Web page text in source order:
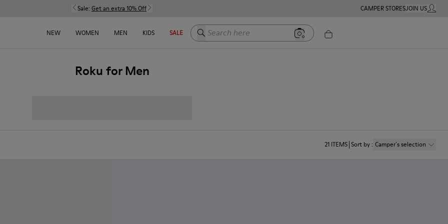
Sale: Get an extra 10% Off CAMPER STORESJOIN USMY
NEW WOMEN MEN KIDS SALE Search here
Roku for Men
21 ITEMS Sort by: Camper´s selection